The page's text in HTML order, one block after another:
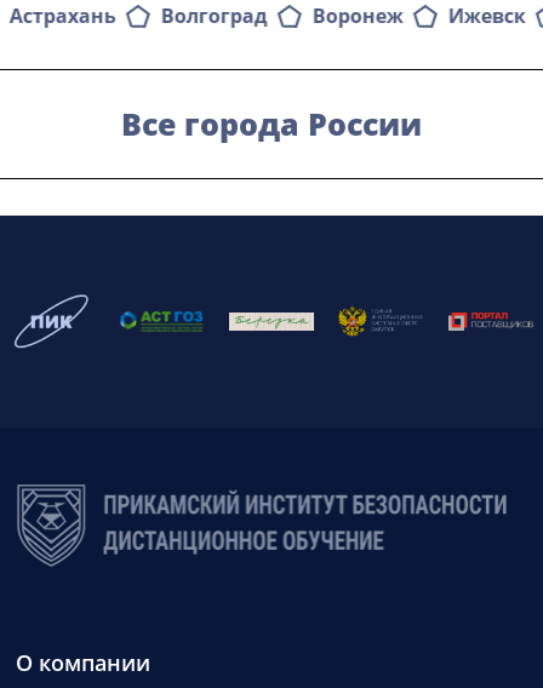
Астрахань Волгоград Воронеж Ижевск
Все города России
О компании